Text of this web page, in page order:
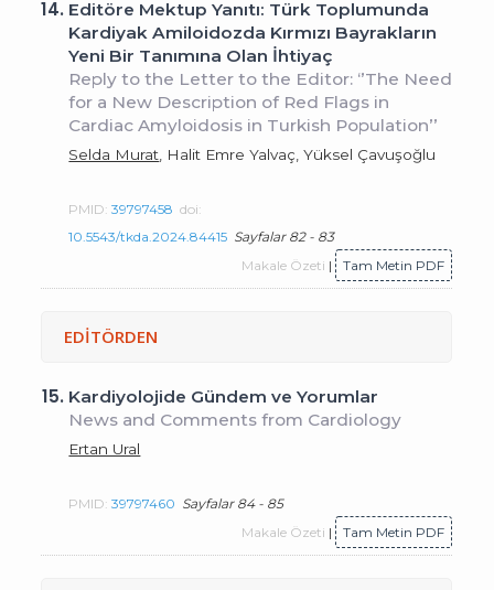
14. Editöre Mektup Yanıtı: Türk Toplumunda
Kardiyak Amiloidozda Kırmızı Bayrakların
Yeni Bir Tanımına Olan İhtiyaç
Reply to the Letter to the Editor: ‘’The Need
for a New Description of Red Flags in
Cardiac Amyloidosis in Turkish Population’’
Selda Murat , Halit Emre Yalvaç, Yüksel Çavuşoğlu
PMID:39797458 doi:
10.5543/tkda.2024.84415 Sayfalar 82 - 83
Makale Özeti | Tam Metin PDF
EDİTÖRDEN
15. Kardiyolojide Gündem ve Yorumlar
News and Comments from Cardiology
Ertan Ural
PMID:39797460 Sayfalar 84 - 85
Makale Özeti | Tam Metin PDF